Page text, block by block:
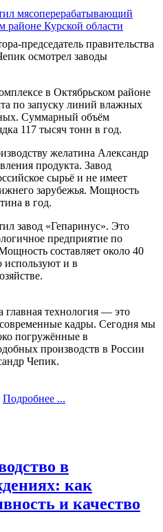
председатель правительства
осмотрел заводы
в Октябрьском районе
по запуску линий влажных
Суммарный объём
117 тысяч тонн в год.
желатина Александр
продукта. Завод
сырьё и не имеет
зарубежья. Мощность
в год.
завод «Гепаринус». Это
предприятие по
составляет около 40
и в
главная технология — это
кадры. Сегодня мы
погружённые в
производств в России
Чепик.
Подробнее ...
в
как
и качество